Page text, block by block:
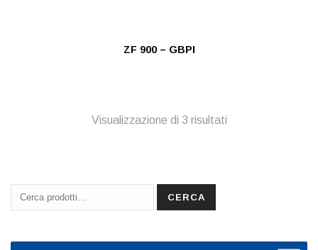
ZF 900 – GBPI
Visualizzazione di 3 risultati
Cerca:
CERCA